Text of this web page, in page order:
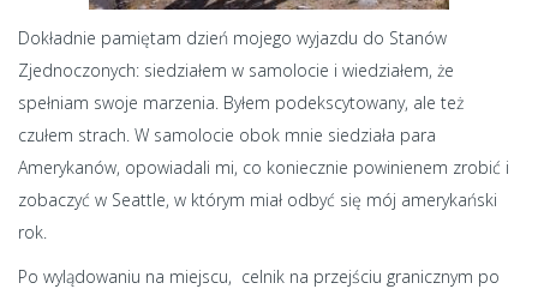
Dokładnie pamiętam dzień mojego wyjazdu do Stanów
Zjednoczonych: siedziałem w samolocie i wiedziałem, że
spełniam swoje marzenia. Byłem podekscytowany, ale też
czułem strach. W samolocie obok mnie siedziała para
Amerykanów, opowiadali mi, co koniecznie powinienem zrobić i
zobaczyć w Seattle, w którym miał odbyć się mój amerykański
rok.
Po wylądowaniu na miejscu, celnik na przejściu granicznym po